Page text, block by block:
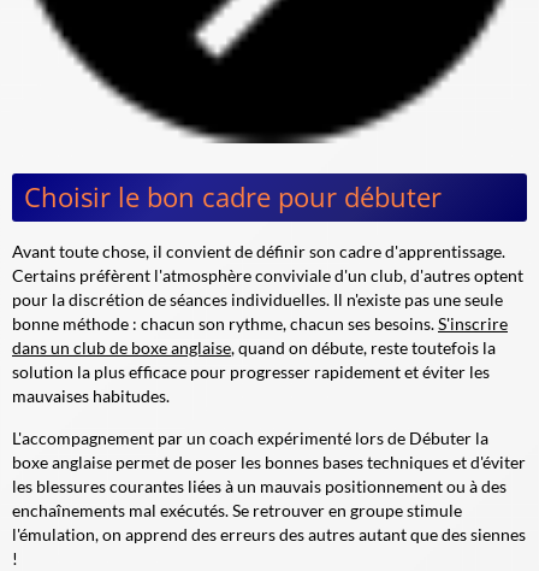
Choisir le bon cadre pour débuter
Avant toute chose, il convient de définir son cadre d'apprentissage.
Certains préfèrent l'atmosphère conviviale d'un club, d'autres optent
pour la discrétion de séances individuelles. Il n'existe pas une seule
bonne méthode : chacun son rythme, chacun ses besoins.S'inscrire
dans un club de boxe anglaise, quand on débute, reste toutefois la
solution la plus efficace pour progresser rapidement et éviter les
mauvaises habitudes.
L'accompagnement par un coach expérimenté lors de Débuter la
boxe anglaise permet de poser les bonnes bases techniques et d'éviter
les blessures courantes liées à un mauvais positionnement ou à des
enchaînements mal exécutés. Se retrouver en groupe stimule
l'émulation, on apprend des erreurs des autres autant que des siennes
!